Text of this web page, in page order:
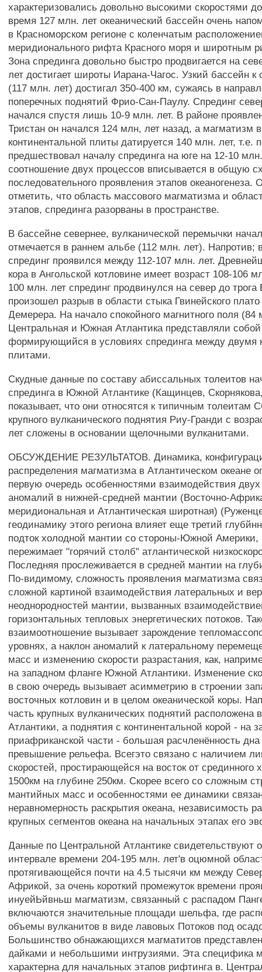
характеризовались довольно высокими скоростями
время 127 млн. лет океанический бассейн очень
в Красноморском регионе с коленчатым
меридионального рифта Красного моря и широтным
Зона спрединга довольно быстро продвигается на
лет достигает широты Иарана-Чагос. Узкий бассейн к
(117 млн. лет) достигал 350-400 км, сужаясь в
поперечных поднятий Фрио-Сан-Паулу. Спрединг
начался спустя лишь 10-9 млн. лет. В районе
Тристан он начался 124 млн, лет назад, а магматизм
континентальной плиты датируется 140 млн. лет, т.е.
предшествовал началу спрединга на юге на 12-10
соотношение двух процессов вписывается в общую
последовательного проявления этапов океаногенеза.
отметить, что область массового магматизма и
этапов, спрединга разорваны в пространстве.
В бассейне севернее, вулканической перемычки
отмечается в раннем альбе (112 млн. лет). Напротив;
спрединг проявился между 112-107 млн. лет.
кора в Ангольской котловине имеет возраст 108-106
100 млн. лет спрединг продвинулся на север до
произошел разрыв в области стыка Гвинейского
Демерера. На начало спокойного магнитного поля (84
Центральная и Южная Атлантика представляли
формирующийся в условиях спрединга между двумя
плитами.
Скудные данные по составу абиссальных толеитов
спрединга в Южной Атлантике (Кащинцев,
показывает, что они относятся к типичным толеитам
крупного вулканического поднятия Риу-Гранди с
лет сложены в основании щелочными вулканитами.
ОБСУЖДЕНИЕ РЕЗУЛЬТАТОВ. Динамика,
распределения магматизма в Атлантическом океане
первую очередь особенностями взаимодействия двух
аномалий в нижней-средней мантии (Восточно-
меридиональная и Атлантическая широтная)
геодинамику этого региона влияет еще третий
подток холодной мантии со стороны-Южной Америки,
пережимает "горячий столб" атлантической
Последняя прослеживается в средней мантии на
По-видимому, сложность проявления магматизма
сложной картиной взаимодействия латеральных и
неоднородностей мантии, вызванных
горизонтальных тепловых энергетических потоков.
взаимоотношение вызывает зарождение
уровнях, а наклон аномалий к латеральному
масс и изменению скорости разрастания, как,
на западном фланге Южной Атлантики. Изменение
в свою очередь вызывает асимметрию в строении
восточных котловин и в целом океанической коры.
часть крупных вулканических поднятий расположена
Атлантики, а поднятия с континентальной корой - на
приафриканской части - большая расчленённость
превышение рельефа. Всегэто связано с наличием
скоростей, простирающейся на восток от срединного
1500км на глубине 250км. Скорее всего со сложным
мантийных масс и особенностями ее динамики
неравномерность раскрытия океана, независимость
крупных сегментов океана на начальных этапах его
Данные по Центральной Атлантике свидетельствуют
интервале времени 204-195 млн. лет'в оцюмной
протягивающейся почти на 4.5 тысячи км между
Африкой, за очень короткий промежуток времени
инуейЬйвньш магматизм, связанный с распадом
включаются значительные площади шельфа, где
объемы вулканитов в виде лавовых Потоков под
Большинство обнажающихся магматитов
дайками и небольшими интрузиями. Эта специфика
характерна для начальных этапов рифтинга в.